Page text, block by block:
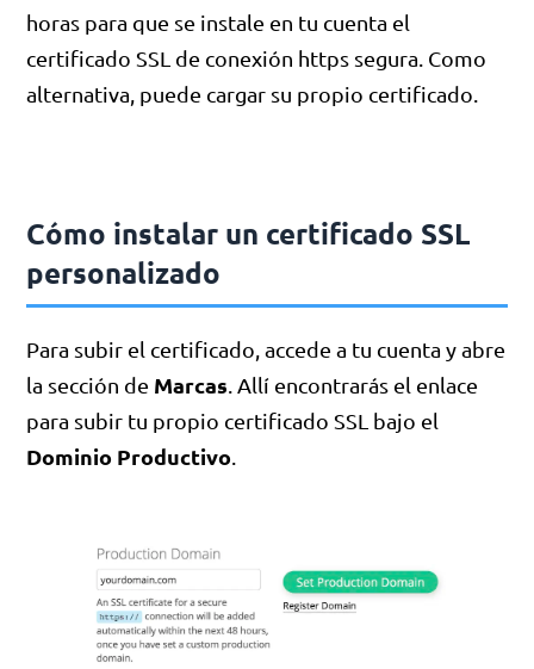
horas para que se instale en tu cuenta el
certificado SSL de conexión https segura. Como
alternativa, puede cargar su propio certificado.
Cómo instalar un certificado SSL
personalizado
Para subir el certificado, accede a tu cuenta y abre
la sección de Marcas . Allí encontrarás el enlace
para subir tu propio certificado SSL bajo el
Dominio Productivo